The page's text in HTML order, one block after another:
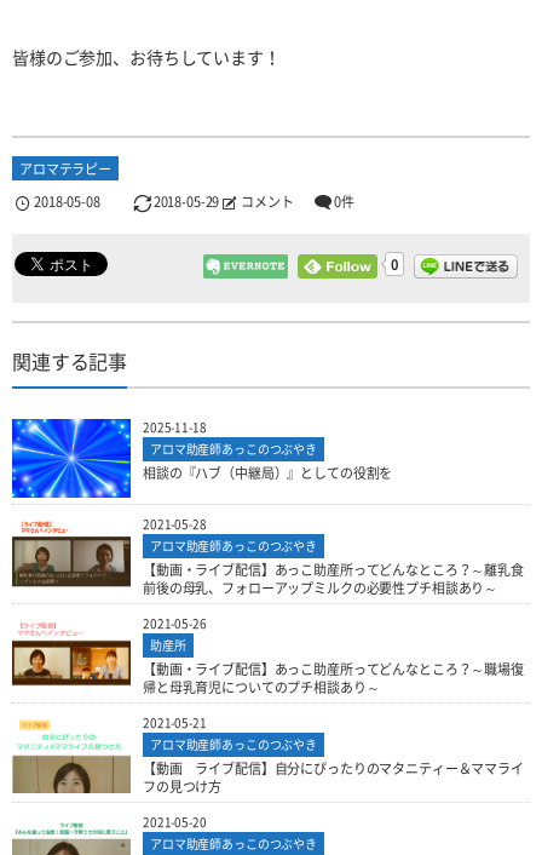
皆様のご参加、お待ちしています！
アロマテラピー
2018-05-08
2018-05-29 コメント 0件
0
関連する記事
2025-11-18
アロマ助産師あっこのつぶやき
相談の『ハブ（中継局）』としての役割を
2021-05-28
アロマ助産師あっこのつぶやき
【動画・ライブ配信】あっこ助産所ってどんなところ？～離乳食
前後の母乳、フォローアップミルクの必要性プチ相談あり～
2021-05-26
助産所
【動画・ライブ配信】あっこ助産所ってどんなところ？～職場復
帰と母乳育児についてのプチ相談あり～
2021-05-21
アロマ助産師あっこのつぶやき
【動画 ライブ配信】自分にぴったりのマタニティー＆ママライ
フの見つけ方
2021-05-20
アロマ助産師あっこのつぶやき